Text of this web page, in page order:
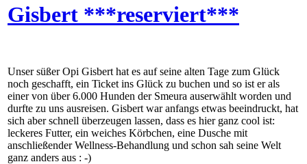
Gisbert ***reserviert***
Unser süßer Opi Gisbert hat es auf seine alten Tage zum Glück
noch geschafft, ein Ticket ins Glück zu buchen und so ist er als
einer von über 6.000 Hunden der Smeura auserwählt worden und
durfte zu uns ausreisen. Gisbert war anfangs etwas beeindruckt, hat
sich aber schnell überzeugen lassen, dass es hier ganz cool ist:
leckeres Futter, ein weiches Körbchen, eine Dusche mit
anschließender Wellness-Behandlung und schon sah seine Welt
ganz anders aus : -)